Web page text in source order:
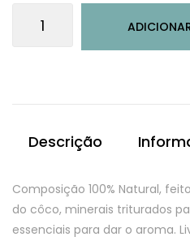
Descrição
Composição 100% Natural,
do côco, minerais triturados
essenciais para dar o aroma.